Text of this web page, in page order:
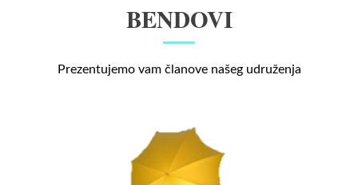
BENDOVI
Prezentujemo vam članove našeg udruženja